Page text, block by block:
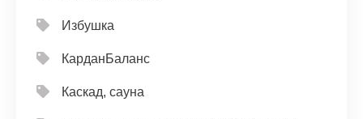
Избушка
КарданБаланс
Каскад, сауна